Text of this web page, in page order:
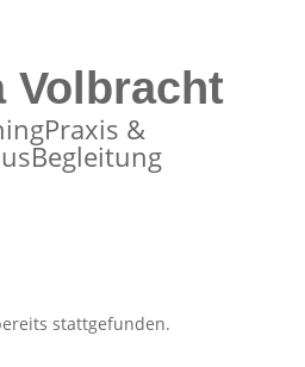
Volbracht
&
stattgefunden.